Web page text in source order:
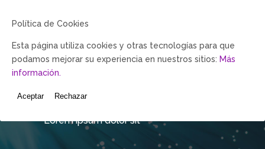
Google Maps
Lorem ipsum dolor sit
Política de Cookies
Esta página utiliza cookies y otras tecnologías para que
podamos mejorar su experiencia en nuestros sitios: Más
información.
Aceptar Rechazar